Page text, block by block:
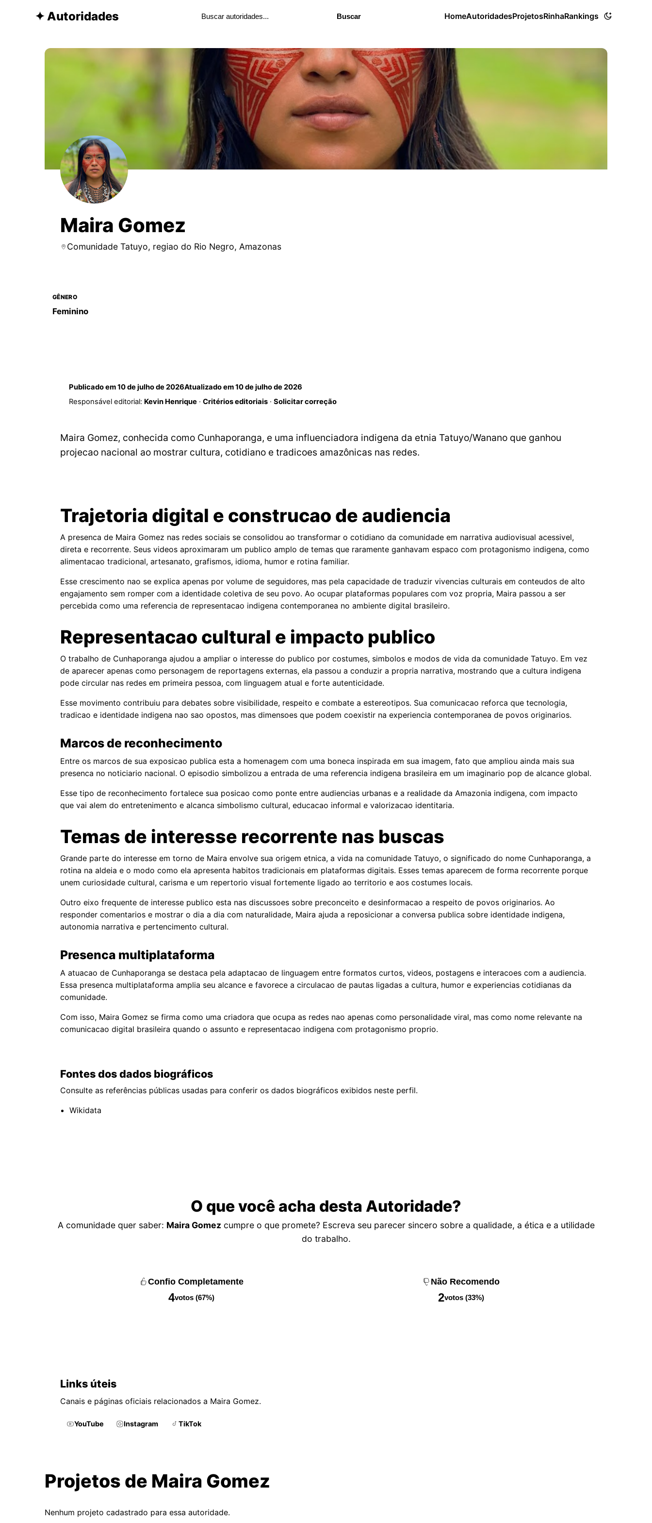
✦ Autoridades Buscar HomeAutoridadesProjetosRinhaRankings
Maira Gomez
Comunidade Tatuyo, regiao do Rio Negro, Amazonas
GÊNERO
Feminino
Publicado em10 de julho de 2026Atualizado em10 de julho de 2026
Responsável editorial: Kevin Henrique· Critérios editoriais· Solicitar correção
Maira Gomez, conhecida como Cunhaporanga, e uma influenciadora indigena da etnia Tatuyo/Wanano que ganhou
projecao nacional ao mostrar cultura, cotidiano e tradicoes amazônicas nas redes.
Trajetoria digital e construcao de audiencia
A presenca de Maira Gomez nas redes sociais se consolidou ao transformar o cotidiano da comunidade em narrativa audiovisual acessivel,
direta e recorrente. Seus videos aproximaram um publico amplo de temas que raramente ganhavam espaco com protagonismo indigena, como
alimentacao tradicional, artesanato, grafismos, idioma, humor e rotina familiar.
Esse crescimento nao se explica apenas por volume de seguidores, mas pela capacidade de traduzir vivencias culturais em conteudos de alto
engajamento sem romper com a identidade coletiva de seu povo. Ao ocupar plataformas populares com voz propria, Maira passou a ser
percebida como uma referencia de representacao indigena contemporanea no ambiente digital brasileiro.
Representacao cultural e impacto publico
O trabalho de Cunhaporanga ajudou a ampliar o interesse do publico por costumes, simbolos e modos de vida da comunidade Tatuyo. Em vez
de aparecer apenas como personagem de reportagens externas, ela passou a conduzir a propria narrativa, mostrando que a cultura indigena
pode circular nas redes em primeira pessoa, com linguagem atual e forte autenticidade.
Esse movimento contribuiu para debates sobre visibilidade, respeito e combate a estereotipos. Sua comunicacao reforca que tecnologia,
tradicao e identidade indigena nao sao opostos, mas dimensoes que podem coexistir na experiencia contemporanea de povos originarios.
Marcos de reconhecimento
Entre os marcos de sua exposicao publica esta a homenagem com uma boneca inspirada em sua imagem, fato que ampliou ainda mais sua
presenca no noticiario nacional. O episodio simbolizou a entrada de uma referencia indigena brasileira em um imaginario pop de alcance global.
Esse tipo de reconhecimento fortalece sua posicao como ponte entre audiencias urbanas e a realidade da Amazonia indigena, com impacto
que vai alem do entretenimento e alcanca simbolismo cultural, educacao informal e valorizacao identitaria.
Temas de interesse recorrente nas buscas
Grande parte do interesse em torno de Maira envolve sua origem etnica, a vida na comunidade Tatuyo, o significado do nome Cunhaporanga, a
rotina na aldeia e o modo como ela apresenta habitos tradicionais em plataformas digitais. Esses temas aparecem de forma recorrente porque
unem curiosidade cultural, carisma e um repertorio visual fortemente ligado ao territorio e aos costumes locais.
Outro eixo frequente de interesse publico esta nas discussoes sobre preconceito e desinformacao a respeito de povos originarios. Ao
responder comentarios e mostrar o dia a dia com naturalidade, Maira ajuda a reposicionar a conversa publica sobre identidade indigena,
autonomia narrativa e pertencimento cultural.
Presenca multiplataforma
A atuacao de Cunhaporanga se destaca pela adaptacao de linguagem entre formatos curtos, videos, postagens e interacoes com a audiencia.
Essa presenca multiplataforma amplia seu alcance e favorece a circulacao de pautas ligadas a cultura, humor e experiencias cotidianas da
comunidade.
Com isso, Maira Gomez se firma como uma criadora que ocupa as redes nao apenas como personalidade viral, mas como nome relevante na
comunicacao digital brasileira quando o assunto e representacao indigena com protagonismo proprio.
Fontes dos dados biográficos
Consulte as referências públicas usadas para conferir os dados biográficos exibidos neste perfil.
Wikidata
O que você acha desta Autoridade?
A comunidade quer saber: Maira Gomez cumpre o que promete? Escreva seu parecer sincero sobre a qualidade, a ética e a utilidade
do trabalho.
Confio Completamente
4votos (67%)
Não Recomendo
2votos (33%)
Links úteis
Canais e páginas oficiais relacionados a Maira Gomez.
YouTube Instagram TikTok
Projetos de Maira Gomez
Nenhum projeto cadastrado para essa autoridade.